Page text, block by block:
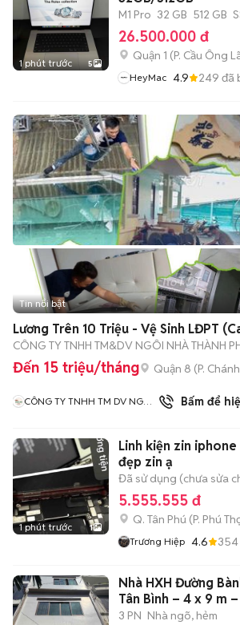
1 phút trước 5
M1 Pro 32 GB 512 GB
26.500.000 đ
Quận 1 (P. Cầu Ông
HeyMac 4.9 249 đã
Tin nổi bật
Lương Trên 10 Triệu - Vệ Sinh LĐPT
CÔNG TY TNHH TM&DV NGÔI NHÀ THÀNH
Đến 15 triệu/tháng Quận 8 (P.
CÔNG TY TNHH TM DV NGÔI
Bấm để
1 phút trước 1
Linh kiện zin iphone
đẹp zin ạ
Đã sử dụng (chưa sửa
5.555.555 đ
Q. Tân Phú (P. Phú
Trương Hiệp 4.6 354
Nhà HXH Đường
Tân Bình – 4 x 9 m
3 PN Nhà ngõ, hẻm